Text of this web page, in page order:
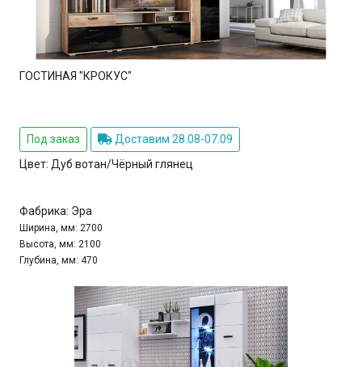
ГОСТИНАЯ "КРОКУС"
Под заказ
Доставим 28.08-07.09
Цвет: Дуб вотан/Чёрный глянец
Фабрика: Эра
Ширина, мм: 2700
Высота, мм: 2100
Глубина, мм: 470